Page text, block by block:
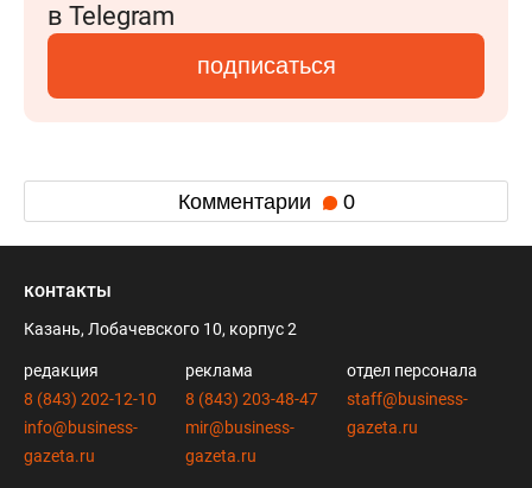
в Telegram
подписаться
Комментарии 0
контакты
Казань, Лобачевского 10, корпус 2
редакция
8 (843) 202-12-10
info@business-
gazeta.ru
реклама
8 (843) 203-48-47
mir@business-
gazeta.ru
отдел персонала
staff@business-
gazeta.ru